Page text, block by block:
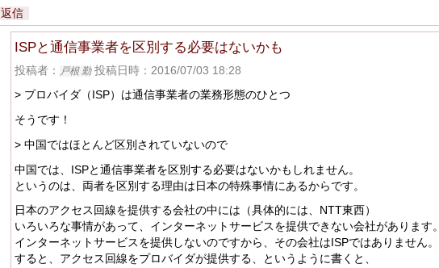
返信
ISPと通信事業者を区別する必要はないかも
投稿者： 戸根 勤投稿日時：2016/07/03 18:28
> プロバイダ（ISP）は通信事業者の業務形態のひとつ
そうです！
> 中国ではほとんど区別されていないので
中国では、ISPと通信事業者を区別する必要はないかもしれません。
というのは、両者を区別する理由は日本の特殊事情にあるからです。
日本のアクセス回線を提供する会社の中には（具体的には、NTT東西）
いろいろな事情があって、インターネットサービスを提供できない会社があります。
インターネットサービスを提供しないのですから、その会社はISPではありません。
すると、アクセス回線をプロバイダが提供する、というように書くと、